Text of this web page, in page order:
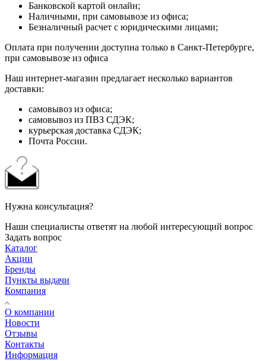
Банковской картой онлайн;
Наличными, при самовывозе из офиса;
Безналичный расчет с юридическими лицами;
Оплата при получении доступна только в Санкт-Петербурге,
при самовывозе из офиса
Наш интернет-магазин предлагает несколько вариантов
доставки:
самовывоз из офиса;
самовывоз из ПВЗ СДЭК;
курьерская доставка СДЭК;
Почта России.
Нужна консультация?
Наши специалисты ответят на любой интересующий вопрос
Задать вопрос
Каталог
Акции
Бренды
Пункты выдачи
Компания
О компании
Новости
Отзывы
Контакты
Информация